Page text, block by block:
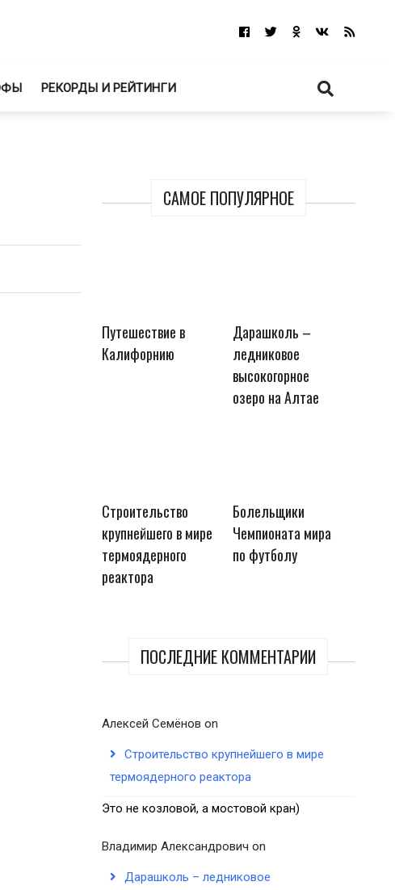
РЕКОРДЫ И РЕЙТИНГИ
САМОЕ ПОПУЛЯРНОЕ
Путешествие в
Калифорнию
Дарашколь –
ледниковое
высокогорное
озеро на Алтае
Строительство
крупнейшего в мире
термоядерного
реактора
Болельщики
Чемпионата мира
по футболу
ПОСЛЕДНИЕ КОММЕНТАРИИ
Алексей Семёнов on
Строительство крупнейшего в мире
термоядерного реактора
Это не козловой, а мостовой кран)
Владимир Александрович on
Дарашколь – ледниковое